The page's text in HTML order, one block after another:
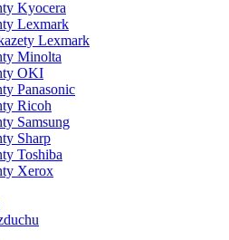
Kyocera
Lexmark
Lexmark
Minolta
OKI
Panasonic
Ricoh
Samsung
Sharp
Toshiba
Xerox